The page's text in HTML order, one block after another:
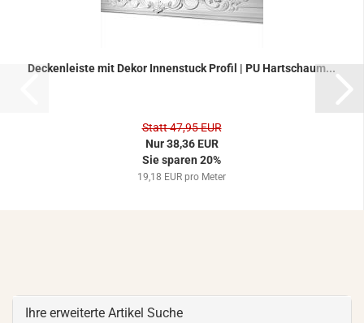
De­cken­leis­te mit Dekor In­nen­stuck Pro­fil | PU Hart­schaum...
Statt 47,95 EUR
Nur 38,36 EUR
Sie sparen 20%
19,18 EUR pro Meter
Ihre erweiterte Artikel Suche